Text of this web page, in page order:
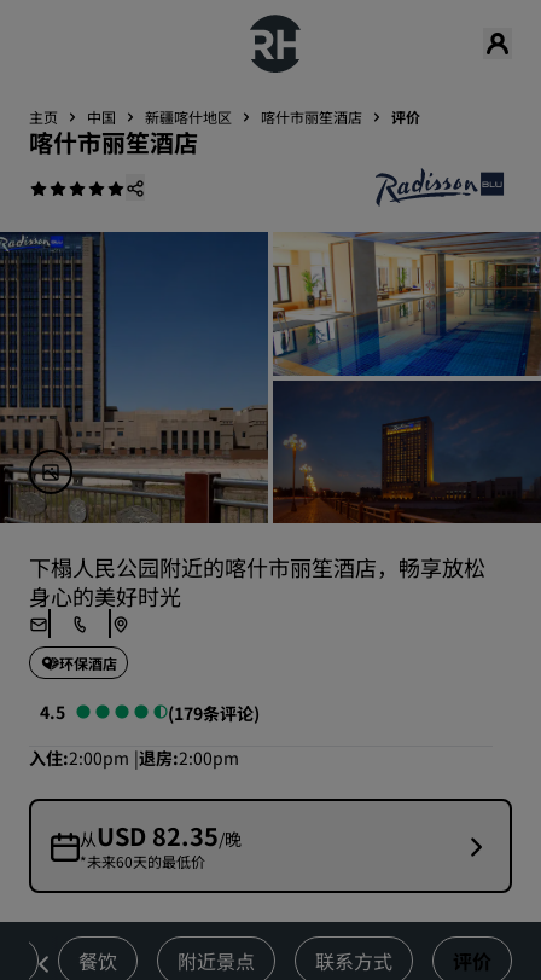
主页 中国 新疆喀什地区 喀什市丽笙酒店 评价
喀什市丽笙酒店
下榻人民公园附近的喀什市丽笙酒店，畅享放松
身心的美好时光
环保酒店
4.5
(179条评论)
入住 2:00pm 退房 2:00pm
从USD 82.35/晚
*未来60天的最低价
餐饮 附近景点 联系方式 评价